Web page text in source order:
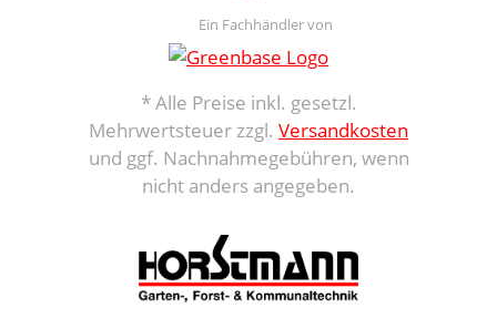
Ein Fachhändler von
* Alle Preise inkl. gesetzl.
Mehrwertsteuer zzgl. Versandkosten
und ggf. Nachnahmegebühren, wenn
nicht anders angegeben.